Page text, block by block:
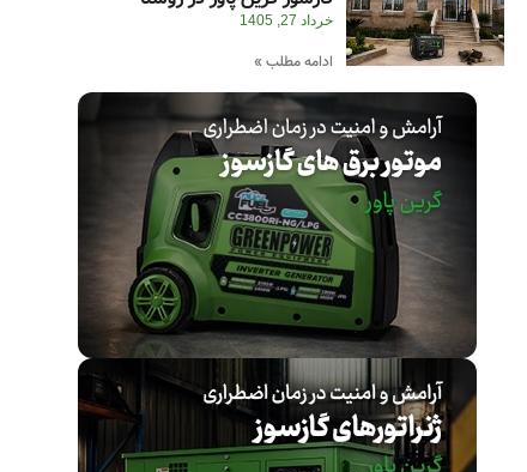
خرداد 27, 1405
ادامه مطلب »